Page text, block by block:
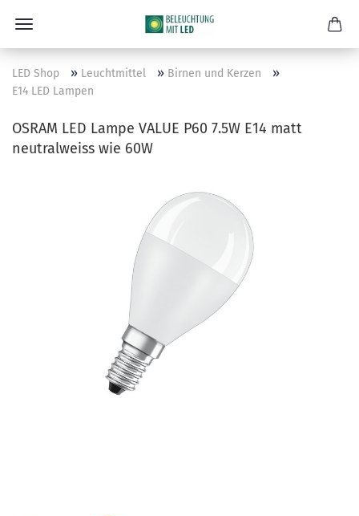
LED Shop » Leuchtmittel » Birnen und Kerzen »
E14 LED Lampen
OSRAM LED Lampe VALUE P60 7.5W E14 matt
neutralweiss wie 60W